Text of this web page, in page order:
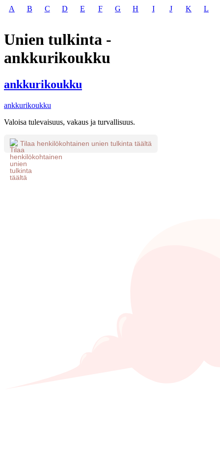
A B C D E F G H I J K L
Unien tulkinta -
ankkurikoukku
ankkurikoukku
ankkurikoukku
Valoisa tulevaisuus, vakaus ja turvallisuus.
Tilaa henkilökohtainen unien tulkinta täältä